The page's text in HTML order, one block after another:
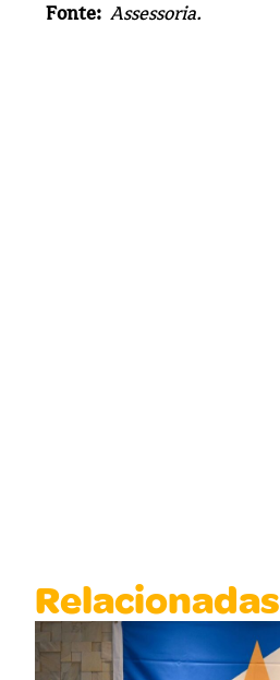
Fonte: Assessoria.
Relacionadas